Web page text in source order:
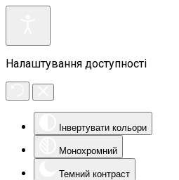
Налаштування доступності
Інвертувати кольори
Монохромний
Темний контраст